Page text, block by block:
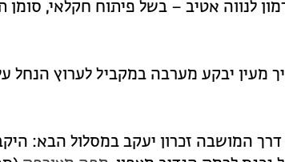
לנווה אטיב – בשל פיתוח חקלאי,
מעין יבקע מערבה במקביל לערוץ הנחל
המושבה זכרון יעקב במסלול הבא: